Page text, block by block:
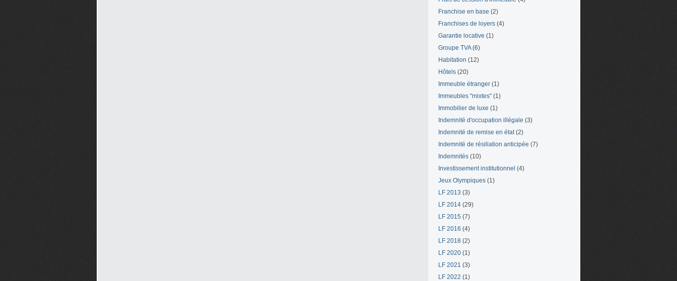
Franchise en base (2)
Franchises de loyers (4)
Garantie locative (1)
Groupe TVA(6)
Habitation (12)
Hôtels (20)
Immeuble étranger (1)
Immeubles "mixtes" (1)
Immobilier de luxe (1)
Indemnité d'occupation illégale (3)
Indemnité de remise en état(2)
Indemnité de résiliation anticipée (7)
Indemnités (10)
Investissement institutionnel (4)
Jeux Olympiques (1)
LF 2013 (3)
LF 2014 (29)
LF 2015 (7)
LF 2016 (4)
LF 2018 (2)
LF 2020 (1)
LF 2021 (3)
LF 2022 (1)